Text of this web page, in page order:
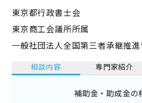
東京都行政書士会
東京商工会議所所属
一般社団法人全国第三者承継推
相談内容 専門家紹介
補助金・助成金の